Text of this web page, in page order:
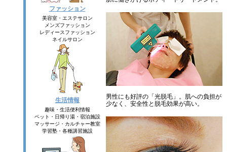
ファッション
美容室・エステサロン
メンズファッション
レディースファッション
ネイルサロン
生活情報
趣味・生活便利情報
ペット・日帰り湯・宿泊施設
マッサージ・カルチャー教室
学習塾・各種講習施設
男性にも好評の「光脱毛」。肌への負担が
少なく、安全性と脱毛効果が高い。